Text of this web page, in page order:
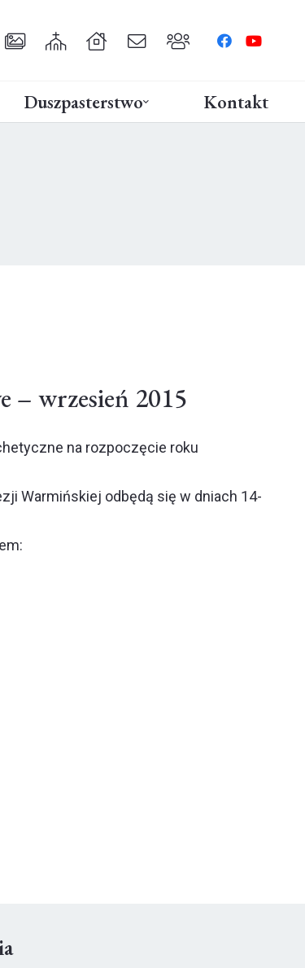
Duszpasterstwo Kontakt
– wrzesień 2015
na rozpoczęcie roku
Warmińskiej odbędą się w dniach 14-